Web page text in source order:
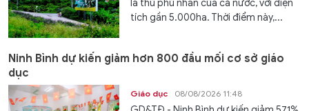
là thủ phủ nhãn của cả nước, với diện
tích gần 5.000ha. Thời điểm này,...
Ninh Bình dự kiến giảm hơn 800 đầu mối cơ sở giáo
dục
Giáo dục 08/08/2026 11:48